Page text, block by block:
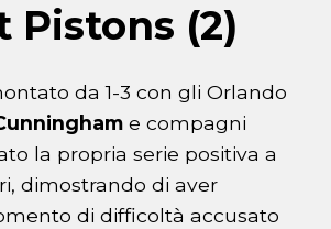
Pistons (2)
da 1-3 con gli Orlando
e compagni
la propria serie positiva a
dimostrando di aver
di difficoltà accusato